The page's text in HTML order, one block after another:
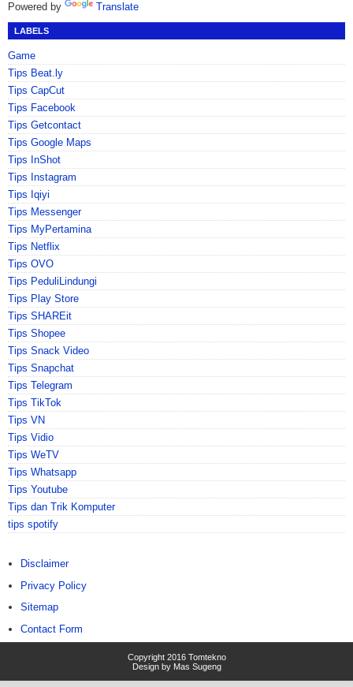
Powered by Translate
LABELS
Game
Tips Beat.ly
Tips CapCut
Tips Facebook
Tips Getcontact
Tips Google Maps
Tips InShot
Tips Instagram
Tips Iqiyi
Tips Messenger
Tips MyPertamina
Tips Netflix
Tips OVO
Tips PeduliLindungi
Tips Play Store
Tips SHAREit
Tips Shopee
Tips Snack Video
Tips Snapchat
Tips Telegram
Tips TikTok
Tips VN
Tips Vidio
Tips WeTV
Tips Whatsapp
Tips Youtube
Tips dan Trik Komputer
tips spotify
Disclaimer
Privacy Policy
Sitemap
Contact Form
Copyright 2016 Tomtekno
Design by Mas Sugeng